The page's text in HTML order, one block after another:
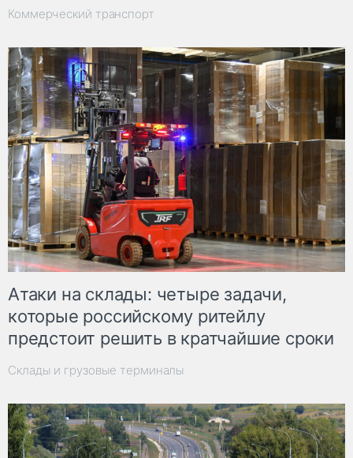
Коммерческий транспорт
Атаки на склады: четыре задачи,
которые российскому ритейлу
предстоит решить в кратчайшие сроки
Склады и грузовые терминалы